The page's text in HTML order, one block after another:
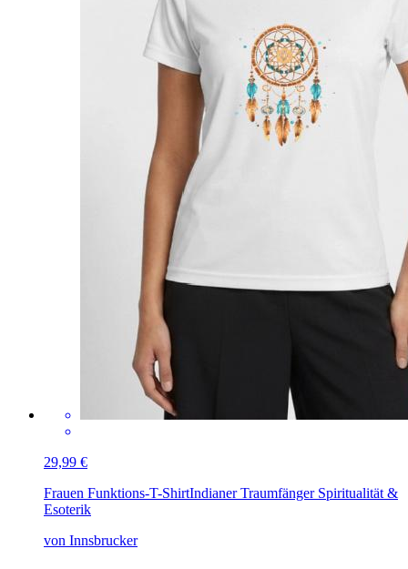
29,99 €
Frauen Funktions-T-ShirtIndianer Traumfänger Spiritualität &
Esoterik
von Innsbrucker